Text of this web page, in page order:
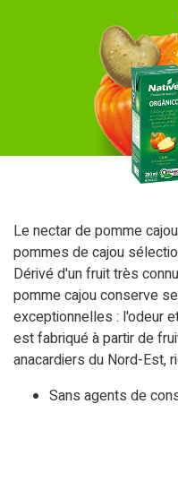
Le nectar de pomme
pommes de cajou
Dérivé d'un fruit très
pomme cajou conserve
exceptionnelles : l'odeur
est fabriqué à partir de
anacardiers du Nord-Est,
Sans agents de